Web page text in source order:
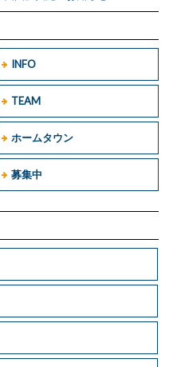
INFO
TEAM
ホームタウン
募集中